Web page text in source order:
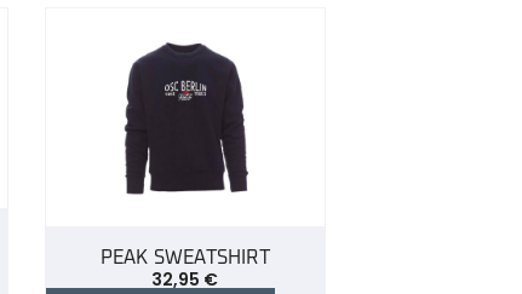
PEAK SWEATSHIRT
32,95 €